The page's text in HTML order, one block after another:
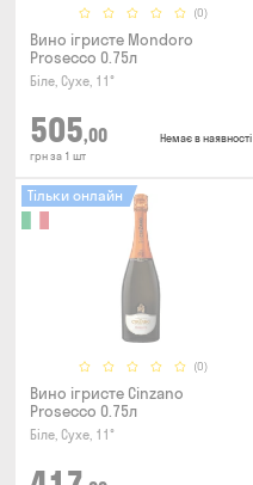
(0)
Вино ігристе Mondoro
Prosecco 0.75л
Біле, Сухе, 11°
505,00
грн за 1 шт
Немає в наявності
(0)
Тільки онлайн
Вино ігристе Cinzano
Prosecco 0.75л
Біле, Сухе, 11°